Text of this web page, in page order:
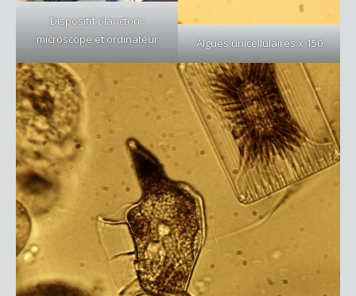
Dispositif plancton :
microscope et ordinateur
Algues unicellulaires x 150